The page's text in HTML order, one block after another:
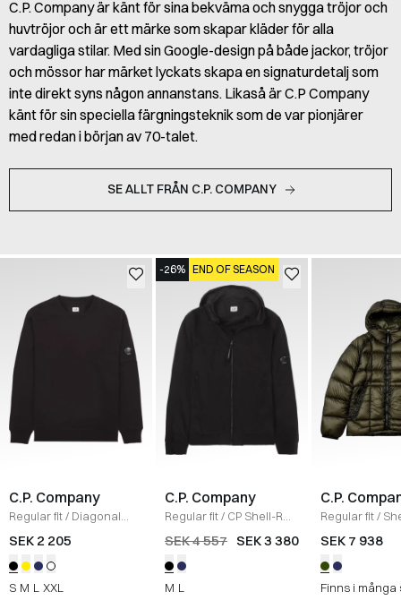
C.P. Company är känt för sina bekväma och snygga tröjor och
huvtröjor och är ett märke som skapar kläder för alla
vardagliga stilar. Med sin Google-design på både jackor, tröjor
och mössor har märket lyckats skapa en signaturdetalj som
inte direkt syns någon annanstans. Likaså är C.P Company
känt för sin speciella färgningsteknik som de var pionjärer
med redan i början av 70-talet.
SE ALLT FRÅN C.P. COMPANY
C.P. Company
Regular fit/ Diagonal
Raised Fleece Crew
SEK 2 205
S M L XXL
-26% END OF SEASON
C.P. Company
Regular fit/ CP Shell-R
Jacka /SORT
SEK 4 557 SEK 3 380
M L
C.P.
Regular fit/
Hooded
SEK 7 938
Finns i